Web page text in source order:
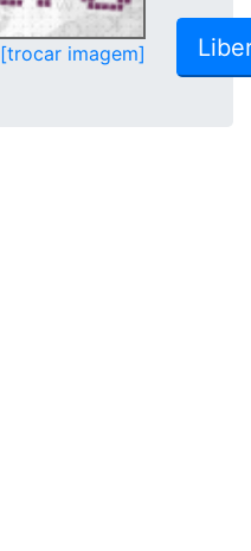
[trocar imagem]